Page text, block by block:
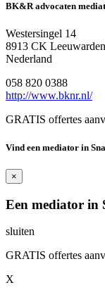
BK&R advocaten
Westersingel 14
8913 CK Leeuwarden
Nederland
058 820 0388
http://www.bknr.nl/
GRATIS offertes
Vind een mediator in
×
Een mediator in
sluiten
GRATIS offertes
X